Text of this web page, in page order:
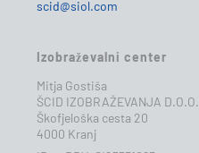
scid@siol.com
Izobraževalni center
Mitja Gostiša
ŠCID IZOBRAŽEVANJA D.O.O.
Škofjeloška cesta 20
4000 Kranj